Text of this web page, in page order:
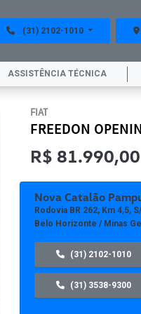
(31) 2102-1010
ASSISTÊNCIA TÉCNICA
FIAT
FREEDON
R$ 81.990,00
Nova Catalão
Rodovia BR 262, Km 4,5,
Belo Horizonte / Minas
(31) 2102-1010
(31) 3538-9300